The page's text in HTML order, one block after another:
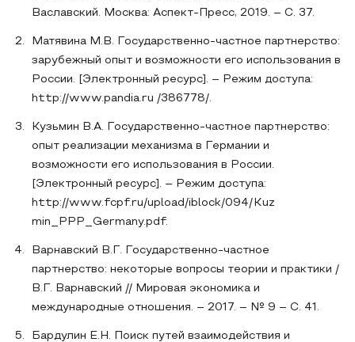
Ваславский. Москва: Аспект-Пресс, 2019. – С. 37.
Матявина М.В. Государственно-частное партнерство:
зарубежный опыт и возможности его использования в
России. [Электронный ресурс]. – Режим доступа:
http://www.pandia.ru /386778/.
Кузьмин В.А. Государственно-частное партнерство:
опыт реализации механизма в Германии и
возможности его использования в России.
[Электронный ресурс]. – Режим доступа:
http://www.fcpf.ru/upload/iblock/094/Kuz
min_PPP_Germany.pdf.
Варнавский В.Г. Государственно-частное
партнерство: некоторые вопросы теории и практики /
В.Г. Варнавский // Мировая экономика и
международные отношения. – 2017. – № 9 – С. 41.
Бардулин Е.Н. Поиск путей взаимодействия и